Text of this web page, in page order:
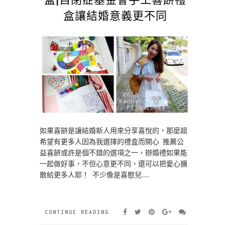
盒讓結婚意義更不同
如果喜餅是讓結婚新人用來分享喜悅的，那麼超
希望有更多人因為我選擇的禮盒而開心 推薦公
益喜餅或許是個不錯的選項之一，辦婚禮如果能
一起做好事，不但心意更不同，還可以把愛心擴
散給更多人耶！ 不少像是喜憨兒……
CONTINUE READING